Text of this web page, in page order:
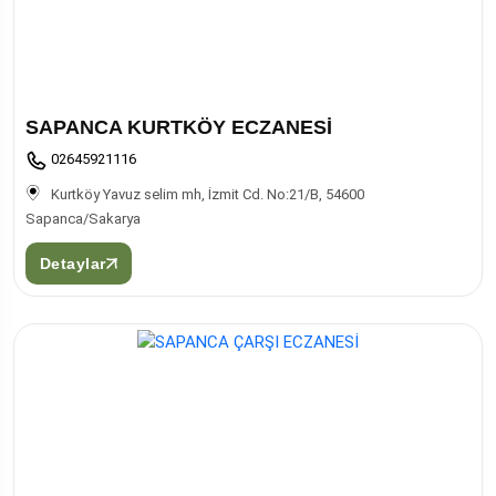
SAPANCA KURTKÖY ECZANESİ
02645921116
Kurtköy Yavuz selim mh, İzmit Cd. No:21/B, 54600
Sapanca/Sakarya
Detaylar